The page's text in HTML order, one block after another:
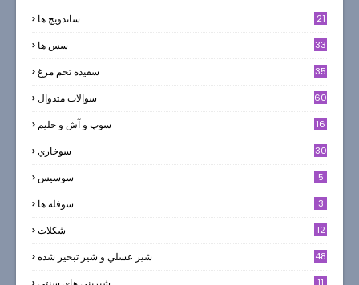
ساندویچ ها 21
سس ها 33
سفيده تخم مرغ 35
سوالات متدوال 60
سوپ و آش و حليم 16
سوخاري 30
سوسيس 5
سوفله ها 3
شکلات
12
شير عسلي و شير تبخير شده 48